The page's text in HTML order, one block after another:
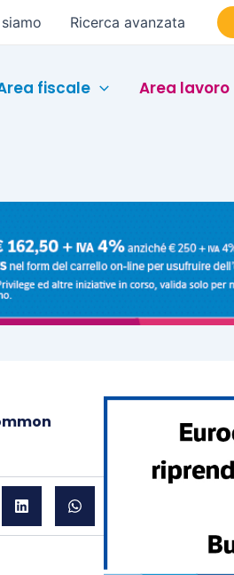
Ricerca avanzata
fiscale Area lavoro